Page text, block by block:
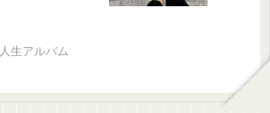
人生アルバム